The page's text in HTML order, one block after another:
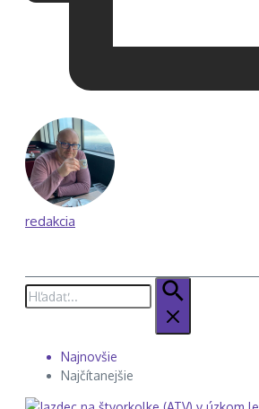
redakcia
Hľadať:
Najnovšie
Najčítanejšie